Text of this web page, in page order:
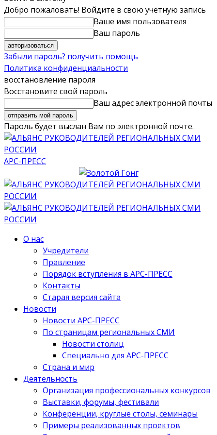
Добро пожаловать! Войдите в свою учётную запись
Ваше имя пользователя
Ваш пароль
Забыли пароль? получить помощь
Политика конфиденциальности
восстановление пароля
Восстановите свой пароль
Ваш адрес электронной почты
Пароль будет выслан Вам по электронной почте.
АРС-ПРЕСС
О нас
Учредители
Правление
Порядок вступления в АРС-ПРЕСС
Контакты
Старая версия сайта
Новости
Новости АРС-ПРЕСС
По страницам региональных СМИ
Новости столиц
Специально для АРС-ПРЕСС
Страна и мир
Деятельность
Организация профессиональных конкурсов
Выставки, форумы, фестивали
Конференции, круглые столы, семинары
Примеры реализованных проектов